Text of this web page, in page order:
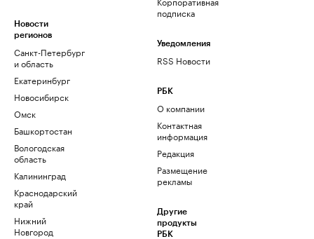
Новости
регионов
Санкт-Петербург
и область
Екатеринбург
Новосибирск
Омск
Башкортостан
Вологодская
область
Калининград
Краснодарский
край
Нижний
Новгород
подписка
Уведомления
RSS Новости
РБК
О компании
Контактная
информация
Редакция
Размещение
рекламы
Другие
продукты
РБК